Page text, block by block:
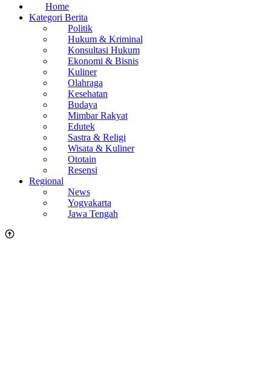
Home
Kategori Berita
Politik
Hukum & Kriminal
Konsultasi Hukum
Ekonomi & Bisnis
Kuliner
Olahraga
Kesehatan
Budaya
Mimbar Rakyat
Edutek
Sastra & Religi
Wisata & Kuliner
Ototain
Resensi
Regional
News
Yogyakarta
Jawa Tengah